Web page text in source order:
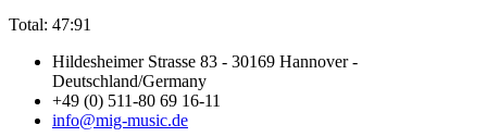
Total: 47:91
Hildesheimer Strasse 83 - 30169 Hannover -
Deutschland/Germany
+49 (0) 511-80 69 16-11
info@mig-music.de